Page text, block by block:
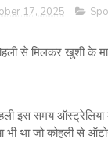
17, 2025
से मिलकर खुशी के
इस समय
भी था जो कोहली से